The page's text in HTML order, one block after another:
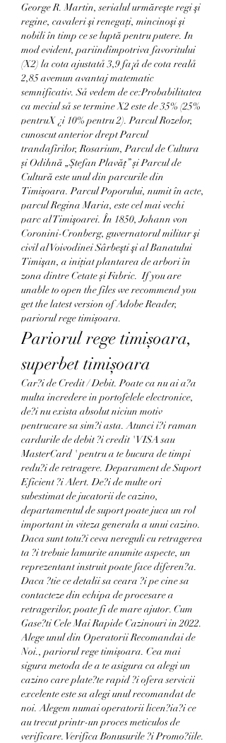
George R. Martin, serialul urmăreşte regi şi
regine, cavaleri şi renegaţi, mincinoşi şi
nobili în timp ce se luptă pentru putere. In
mod evident, pariindîmpotriva favoritului
(X2) la cota ajustatå 3,9 fa¡å de cota realå
2,85 avemun avantaj matematic
semnificativ. Så vedem de ce:Probabilitatea
ca meciul så se termine X2 este de 35% (25%
pentruX ¿i 10% pentru 2). Parcul Rozelor,
cunoscut anterior drept Parcul
trandafirilor, Rosarium, Parcul de Cultura
și Odihnă „Ștefan Plavăț” și Parcul de
Cultură este unul din parcurile din
Timișoara. Parcul Poporului, numit în acte,
parcul Regina Maria, este cel mai vechi
parc al Timişoarei. În 1850, Johann von
Coronini-Cronberg, guvernatorul militar şi
civil al Voivodinei Sârbeşti şi al Banatului
Timişan, a inițiat plantarea de arbori în
zona dintre Cetate și Fabric.  If you are
unable to open the files we recommend you
get the latest version of Adobe Reader,
pariorul rege timișoara.
Pariorul rege timișoara,
superbet timișoara
Car?i de Credit / Debit. Poate ca nu ai a?a
multa incredere in portofelele electronice,
de?i nu exista absolut niciun motiv
pentrucare sa sim?i asta. Atunci i?i raman
cardurile de debit ?i credit ' VISA sau
MasterCard ' pentru a te bucura de timpi
redu?i de retragere. Deparament de Suport
Eficient ?i Alert. De?i de multe ori
subestimat de jucatorii de cazino,
departamentul de suport poate juca un rol
important in viteza generala a unui cazino.
Daca sunt totu?i ceva nereguli cu retragerea
ta ?i trebuie lamurite anumite aspecte, un
reprezentant instruit poate face diferen?a.
Daca ?tie ce detalii sa ceara ?i pe cine sa
contacteze din echipa de procesare a
retragerilor, poate fi de mare ajutor. Cum
Gase?ti Cele Mai Rapide Cazinouri in 2022.
Alege unul din Operatorii Recomandai de
Noi., pariorul rege timișoara. Cea mai
sigura metoda de a te asigura ca alegi un
cazino care plate?te rapid ?i ofera servicii
excelente este sa alegi unul recomandat de
noi. Alegem numai operatorii licen?ia?i ce
au trecut printr-un proces meticulos de
verificare. Verifica Bonusurile ?i Promo?iile.